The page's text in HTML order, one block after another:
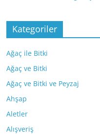
Kategoriler
Ağaç ile Bitki
Ağaç ve Bitki
Ağaç ve Bitki ve Peyzaj
Ahşap
Aletler
Alışveriş